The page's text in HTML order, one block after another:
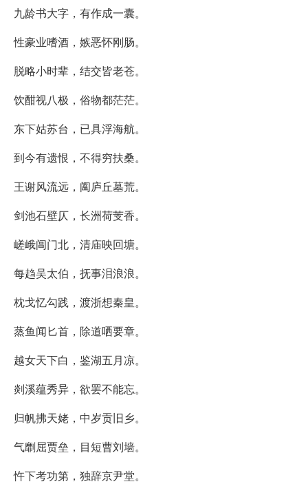
九龄书大字，有作成一囊。
性豪业嗜酒，嫉恶怀刚肠。
脱略小时辈，结交皆老苍。
饮酣视八极，俗物都茫茫。
东下姑苏台，已具浮海航。
到今有遗恨，不得穷扶桑。
王谢风流远，阖庐丘墓荒。
剑池石壁仄，长洲荷芰香。
嵯峨阊门北，清庙映回塘。
每趋吴太伯，抚事泪浪浪。
枕戈忆勾践，渡浙想秦皇。
蒸鱼闻匕首，除道哂要章。
越女天下白，鉴湖五月凉。
剡溪蕴秀异，欲罢不能忘。
归帆拂天姥，中岁贡旧乡。
气劘屈贾垒，目短曹刘墙。
忤下考功第，独辞京尹堂。